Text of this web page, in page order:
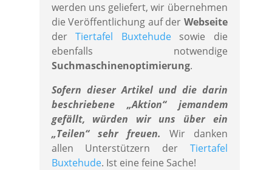
werden uns geliefert, wir übernehmen
die Veröffentlichung auf der Webseite
derTiertafel Buxtehudesowie die
ebenfalls notwendige
Suchmaschinenoptimierung.
Sofern dieser Artikel und die darin
beschriebene „Aktion“ jemandem
gefällt, würden wir uns über ein
„Teilen“ sehr freuen. Wir danken
allen Unterstützern der Tiertafel
Buxtehude. Ist eine feine Sache!